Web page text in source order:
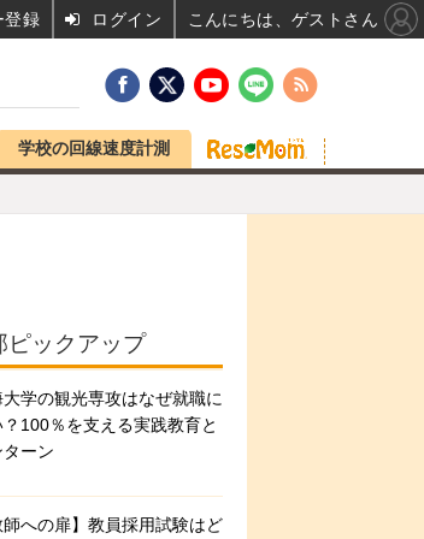
学校の回線速度計測
ピックアップ
大学の観光専攻はなぜ就職に
100％を支える実践教育と
ターン
師への扉】教員採用試験はど
登録 ログイン こんにちは、ゲストさん